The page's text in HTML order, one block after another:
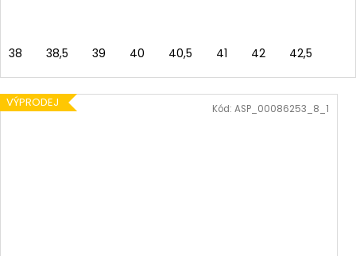
38 38,5 39 40 40,5 41 42 42,5
VÝPRODEJ Kód: ASP_00086253_8_1